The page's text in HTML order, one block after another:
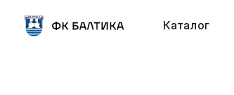
Каталог